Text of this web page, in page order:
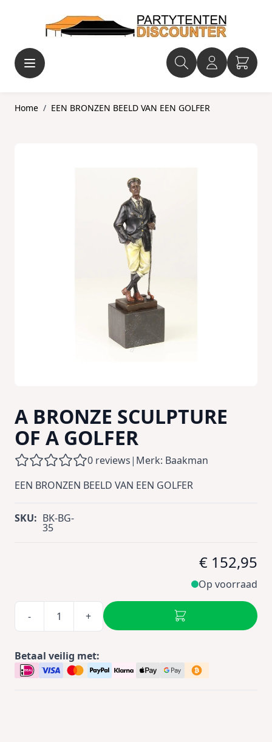
Home / EEN BRONZEN BEELD VAN EEN GOLFER
A BRONZE SCULPTURE
OF A GOLFER
0 reviews| Merk: Baakman
EEN BRONZEN BEELD VAN EEN GOLFER
SKU: BK-BG-
35
€ 152,95
Op voorraad
- +
Betaal veilig met: